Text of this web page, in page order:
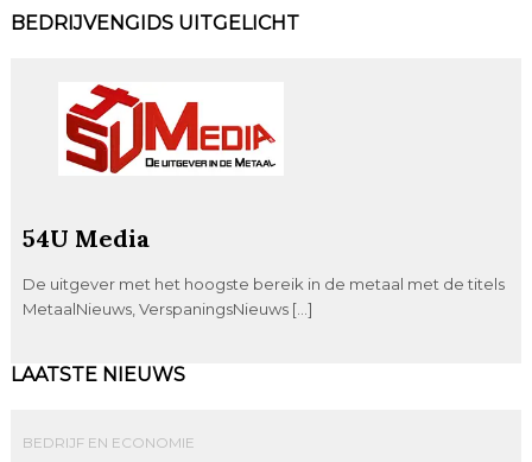
BEDRIJVENGIDS UITGELICHT
54U Media
De uitgever met het hoogste bereik in de metaal met de titels
MetaalNieuws, VerspaningsNieuws […]
LAATSTE NIEUWS
BEDRIJF EN ECONOMIE